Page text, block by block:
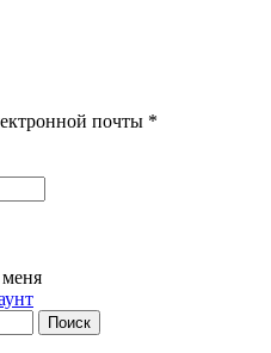
почты *
Поиск